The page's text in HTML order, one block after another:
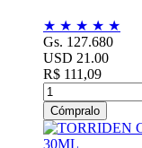
★ ★ ★ ★ ★
Gs. 127.680
USD 21.00
R$ 111,09
Cómpralo